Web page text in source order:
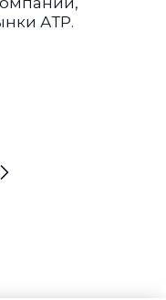
АТР.
по
Далее